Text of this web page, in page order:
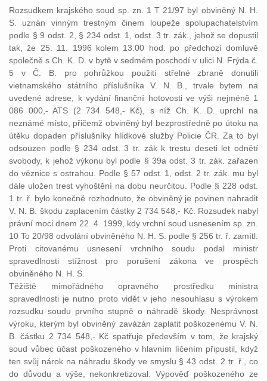
Rozsudkem krajského soud sp. zn. 1 T 21/97 byl obviněný N. H.
S. uznán vinným trestným činem loupeže spolupachatelstvím
podle § 9 odst. 2, § 234 odst. 1, odst. 3 tr. zák., jehož se dopustil
tak, že 25. 11. 1996 kolem 13.00 hod. po předchozí domluvě
společně s Ch. K. D. v bytě v sedmém poschodí v ulici N. Frýda č.
5 v Č. B. pro pohrůžkou použití střelné zbraně donutili
vietnamského státního příslušníka V. N. B., trvale bytem na
uvedené adrese, k vydání finanční hotovosti ve výši nejméně 1
086 000,- ATS (2 734 548,- Kč), s níž Ch. K. D. uprchl na
neznámé místo, přičemž obviněný byl bezprostředně po útoku na
útěku dopaden příslušníky hlídkové služby Policie ČR. Za to byl
odsouzen podle § 234 odst. 3 tr. zák k trestu deseti let odnětí
svobody, k jehož výkonu byl podle § 39a odst. 3 tr. zák. zařazen
do věznice s ostrahou. Podle § 57 odst. 1, odst. 2 tr. zák. mu byl
dále uložen trest vyhoštění na dobu neurčitou. Podle § 228 odst.
1 tr. ř. bylo konečně rozhodnuto, že obviněný je povinen nahradit
V. N. B. škodu zaplacením částky 2 734 548,- Kč. Rozsudek nabyl
právní moci dnem 22. 4. 1999, kdy vrchní soud usnesením sp. zn.
10 To 20/98 odvolání obviněného N. H. S. podle § 256 tr. ř. zamítl.
Proti citovanému usnesení vrchního soudu podal ministr
spravedlnosti stížnost pro porušení zákona ve prospěch
obviněného N. H. S.
Těžiště mimořádného opravného prostředku ministra
spravedlnosti je nutno proto vidět v jeho nesouhlasu s výrokem
rozsudku soudu prvního stupně o náhradě škody. Nesprávnost
výroku, kterým byl obviněný zavázán zaplatit poškozenému V. N.
B. částku 2 734 548,- Kč spatřuje především v tom, že krajský
soud vůbec účast poškozeného v hlavním líčením připustil, když
ten svůj nárok na náhradu škody ve smyslu § 43 odst. 2 tr. ř., co
do důvodu a výše, nekonkretizoval. Výpověď poškozeného ze